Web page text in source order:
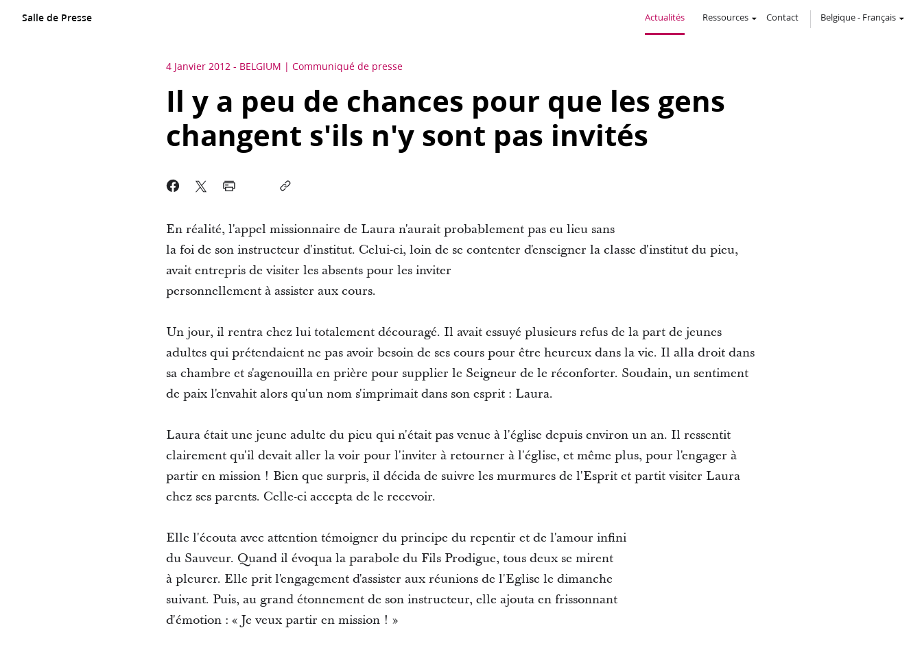
Salle de Presse Actualités Ressources Contact Belgique- Français
4 Janvier 2012 - BELGIUM Communiqué de presse
Il y a peu de chances pour que les gens
changent s'ils n'y sont pas invités
En réalité, l'appel missionnaire de Laura n'aurait probablement pas eu lieu sans
la foi de son instructeur d'institut. Celui-ci, loin de se contenter d'enseigner la classe d'institut du pieu,
avait entrepris de visiter les absents pour les inviter
personnellement à assister aux cours.
Un jour, il rentra chez lui totalement découragé. Il avait essuyé plusieurs refus de la part de jeunes
adultes qui prétendaient ne pas avoir besoin de ses cours pour être heureux dans la vie. Il alla droit dans
sa chambre et s'agenouilla en prière pour supplier le Seigneur de le réconforter. Soudain, un sentiment
de paix l'envahit alors qu'un nom s'imprimait dans son esprit : Laura.
Laura était une jeune adulte du pieu qui n'était pas venue à l'église depuis environ un an. Il ressentit
clairement qu'il devait aller la voir pour l'inviter à retourner à l'église, et même plus, pour l'engager à
partir en mission ! Bien que surpris, il décida de suivre les murmures de l'Esprit et partit visiter Laura
chez ses parents. Celle-ci accepta de le recevoir.
Elle l'écouta avec attention témoigner du principe du repentir et de l'amour infini
du Sauveur. Quand il évoqua la parabole du Fils Prodigue, tous deux se mirent
à pleurer. Elle prit l'engagement d'assister aux réunions de l'Eglise le dimanche
suivant. Puis, au grand étonnement de son instructeur, elle ajouta en frissonnant
d'émotion : « Je veux partir en mission ! »